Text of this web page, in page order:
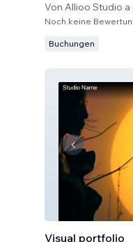
Von Allioo Studio a
Noch keine
Buchungen
Visual portfolio